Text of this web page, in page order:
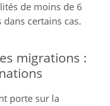
de moins de 6
certains cas.
migrations :
porte sur la